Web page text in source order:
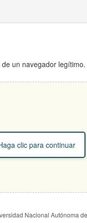
un navegador legítimo.
clic para continuar
Nacional Autónoma